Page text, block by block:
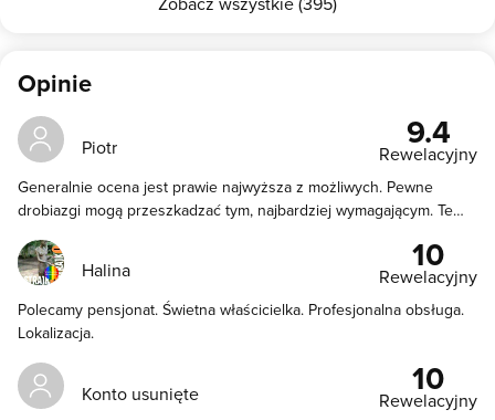
Opinie
Piotr 9.4
Rewelacyjny
Generalnie ocena jest prawie najwyższa z możliwych. Pewne
drobiazgi mogą przeszkadzać tym, najbardziej wymagającym. Te
które trochę niepokoiły wychodząc "na wierzch" w niektórych
miejscach. Parking i łazienka są do zaakceptowania, jeśli się ktoś
decyduje na prywatną kwaterę. Kable niestety psują estetykę. Te
drobiazgi zrównoważyła wspaniała atmosfera, oraz wspaniała
opieka p. Iwony, która dba, aby wszystko było na najwyższym
poziomie. W naszym wypadku potrzebowaliśmy dostosowania
godzin posiłków do bardzo wczesnych wyjazdów i b. późnych
Halina 10
Rewelacyjny
Polecamy pensjonat. Świetna właścicielka. Profesjonalna obsługa.
Lokalizacja.
Konto usunięte 10
Rewelacyjny